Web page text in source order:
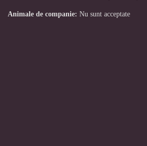
Animale de companie: Nu sunt acceptate